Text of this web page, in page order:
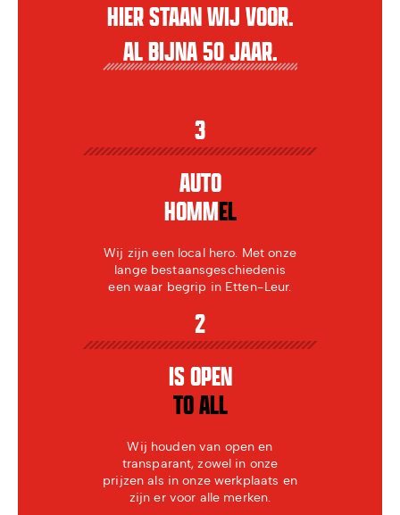
HIER STAAN WIJ VOOR.
AL BIJNA 50 JAAR.
3
AUTO
HOMMEL
Wij zijn een local hero. Met onze
lange bestaansgeschiedenis
een waar begrip in Etten-Leur.
2
IS OPEN
TO ALL
Wij houden van open en
transparant, zowel in onze
prijzen als in onze werkplaats en
zijn er voor alle merken.